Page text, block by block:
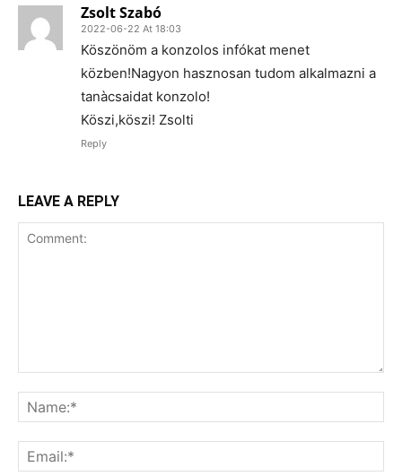
Zsolt Szabó
2022-06-22 At 18:03
Köszönöm a konzolos infókat menet
közben!Nagyon hasznosan tudom alkalmazni a
tanàcsaidat konzolo!
Köszi,köszi! Zsolti
Reply
LEAVE A REPLY